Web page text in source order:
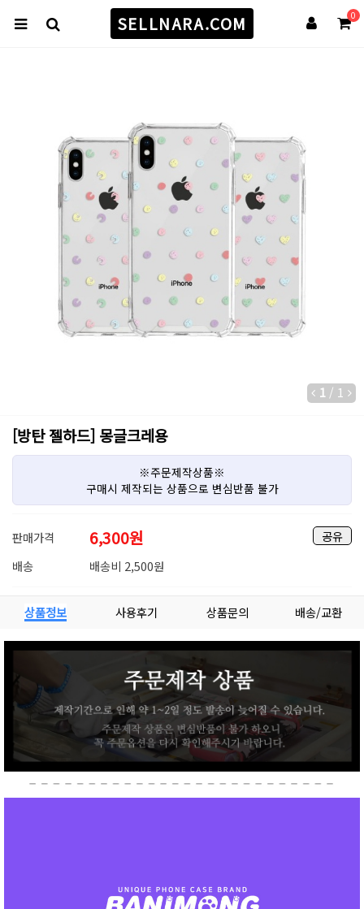
0
SELLNARA.COM
1 / 1
[방탄 젤하드] 몽글크레용
※주문제작상품※
구매시 제작되는 상품으로 변심반품 불가
공유
판매가격 6,300원
배송 배송비 2,500원
상품정보 사용후기 상품문의 배송/교환